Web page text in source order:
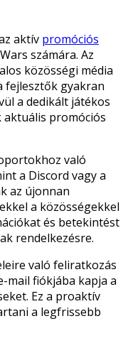
aktív promóciós
számára. Az
közösségi média
fejlesztők gyakran
a dedikált játékos
aktuális promóciós
való
a Discord vagy a
az újonnan
a közösségekkel
és betekintést
rendelkezésre.
való feliratkozás
mail fiókjába kapja a
Ez a proaktív
a legfrissebb